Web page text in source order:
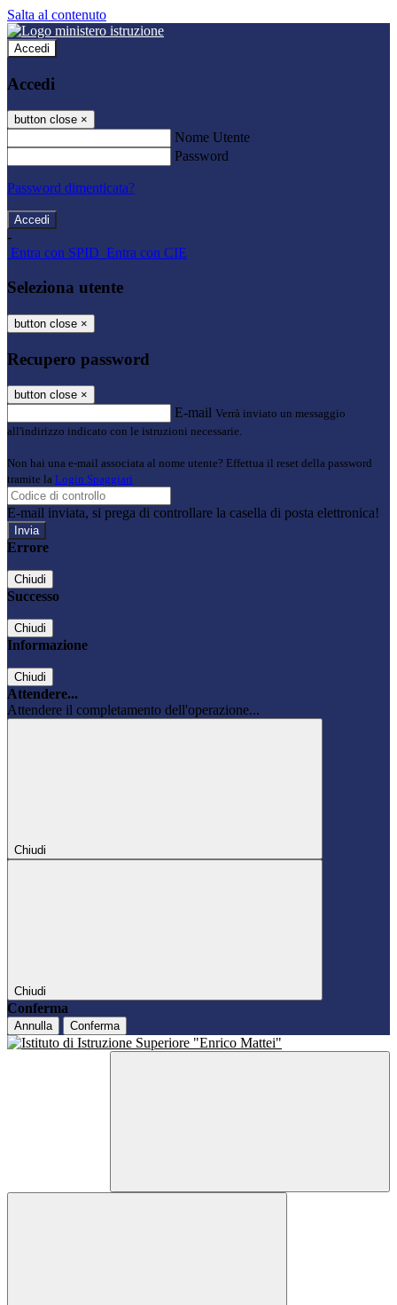
Salta al contenuto
Accedi
Accedi
button close ×
Nome Utente
Password
Password dimenticata?
-
Entra con SPID Entra con CIE
Seleziona utente
button close ×
Recupero password
button close ×
E-mail Verrà inviato un messaggio
all'indirizzo indicato con le istruzioni necessarie.
Non hai una e-mail associata al nome utente? Effettua il reset della password
tramite la Login Spaggiari
E-mail inviata, si prega di controllare la casella di posta elettronica!
Errore
Chiudi
Successo
Chiudi
Informazione
Chiudi
Attendere...
Attendere il completamento dell'operazione...
Chiudi
Chiudi
Conferma
Annulla Conferma